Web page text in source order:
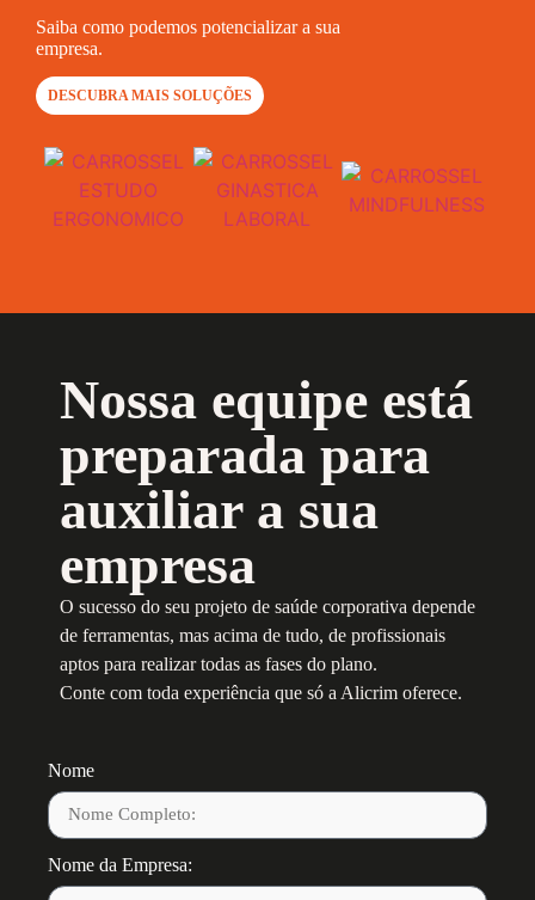
Saiba como podemos potencializar a sua
empresa.
DESCUBRA MAIS SOLUÇÕES
Nossa equipe está
preparada para
auxiliar a sua
empresa
O sucesso do seu projeto de saúde corporativa depende
de ferramentas, mas acima de tudo, de profissionais
aptos para realizar todas as fases do plano.
Conte com toda experiência que só a Alicrim oferece.
Nome
Nome da Empresa: